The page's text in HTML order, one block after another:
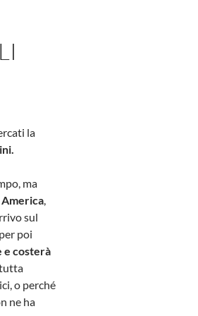
la
ma
America,
sul
poi
e costerà
o perché
ne ha